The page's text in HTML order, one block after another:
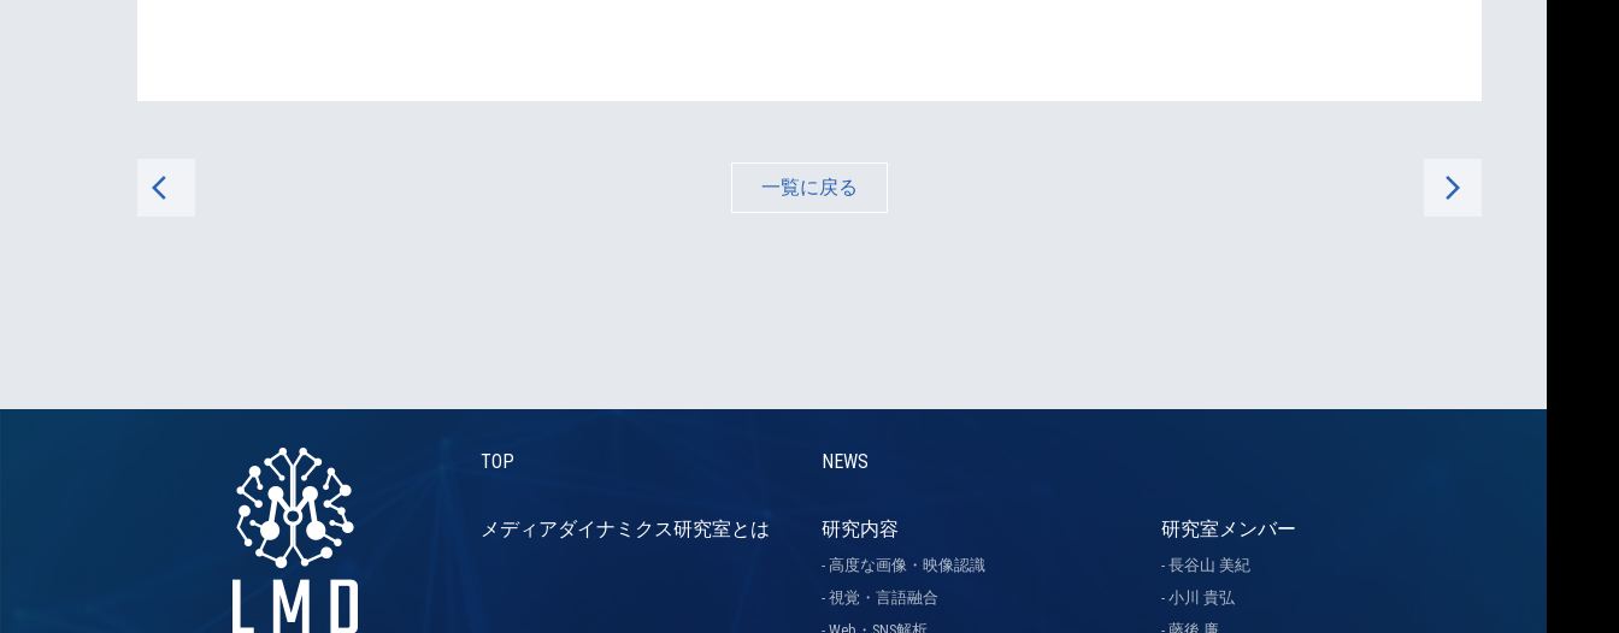
arrow_back_ios 一覧に戻る arrow_forward_ios
TOP NEWS
メディアダイナミクス研究室とは 研究内容
高度な画像・映像認識
視覚・言語融合
研究室メンバー
長谷山 美紀
小川 貴弘